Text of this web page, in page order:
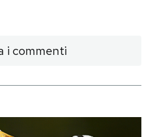
i commenti